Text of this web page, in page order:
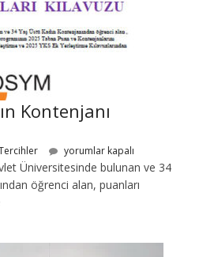
Kontenjanı
yorumlar kapalı
Üniversitesinde bulunan ve 34
öğrenci alan, puanları